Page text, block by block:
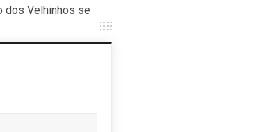
dos Velhinhos se